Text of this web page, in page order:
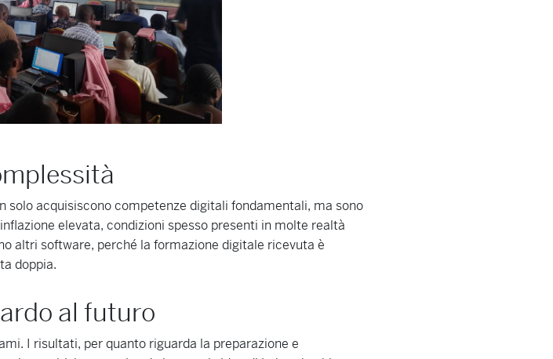
acquisiscono competenze digitali fondamentali, ma sono
elevata, condizioni spesso presenti in molte realtà
altri software, perché la formazione digitale ricevuta è
doppia.
al futuro
I risultati, per quanto riguarda la preparazione e